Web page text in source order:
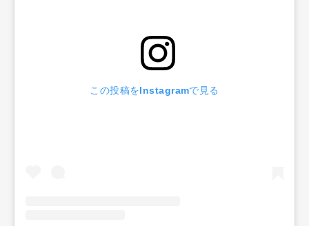
この投稿をInstagramで見る